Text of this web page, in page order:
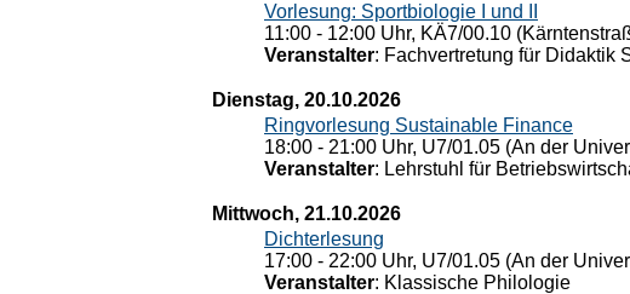
Vorlesung: Sportbiologie I und II
11:00 - 12:00 Uhr, KÄ7/00.10
Veranstalter: Fachvertretung für Didaktik
Dienstag, 20.10.2026
Ringvorlesung Sustainable Finance
18:00 - 21:00 Uhr, U7/01.05 (An der
Veranstalter: Lehrstuhl für
Mittwoch, 21.10.2026
Dichterlesung
17:00 - 22:00 Uhr, U7/01.05 (An der
Veranstalter: Klassische Philologie